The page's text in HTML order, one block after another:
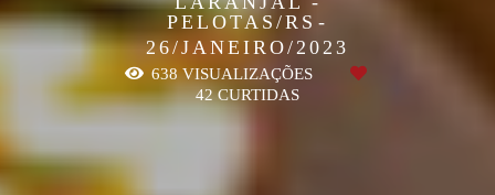
PELOTAS/RS
26/JANEIRO/2023
638VISUALIZAÇÕES
42CURTIDAS